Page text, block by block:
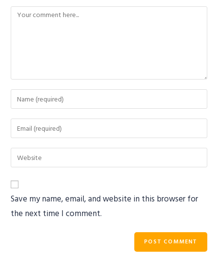
Save my name, email, and website in this browser for
the next time I comment.